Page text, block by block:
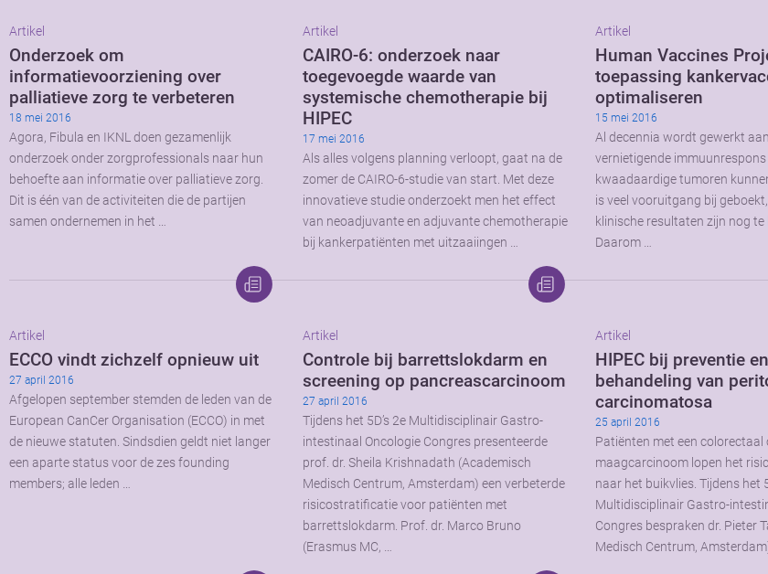
Artikel
Onderzoek om
informatievoorziening over
palliatieve zorg te verbeteren
18 mei 2016
Agora, Fibula en IKNL doen gezamenlijk
onderzoek onder zorgprofessionals naar hun
behoefte aan informatie over palliatieve zorg.
Dit is één van de activiteiten die de partijen
samen ondernemen in het …
Artikel
CAIRO-6: onderzoek naar
toegevoegde waarde van
systemische chemotherapie bij
HIPEC
17 mei 2016
Als alles volgens planning verloopt, gaat na de
zomer de CAIRO-6-studie van start. Met deze
innovatieve studie onderzoekt men het effect
van neoadjuvante en adjuvante chemotherapie
bij kankerpatiënten met uitzaaiingen …
Artikel
Human Vaccines
toepassing
optimaliseren
15 mei 2016
Al decennia wordt gewerkt
vernietigende immuunrespons
kwaadaardige tumoren
is veel vooruitgang bij
klinische resultaten zijn nog te
Daarom …
Artikel
ECCO vindt zichzelf opnieuw uit
27 april 2016
Afgelopen september stemden de leden van de
European CanCer Organisation (ECCO) in met
de nieuwe statuten. Sindsdien geldt niet langer
een aparte status voor de zes founding
members; alle leden …
Artikel
Controle bij barrettslokdarm en
screening op pancreascarcinoom
27 april 2016
Tijdens het 5D’s 2e Multidisciplinair Gastro-
intestinaal Oncologie Congres presenteerde
prof. dr. Sheila Krishnadath (Academisch
Medisch Centrum, Amsterdam) een verbeterde
risicostratificatie voor patiënten met
barrettslokdarm. Prof. dr. Marco Bruno
(Erasmus MC, …
Artikel
HIPEC bij preventie en
behandeling van
carcinomatosa
25 april 2016
Patiënten met een colorectaal
maagcarcinoom lopen het
naar het buikvlies. Tijdens het
Multidisciplinair Gastro-
Congres bespraken dr. Pieter
Medisch Centrum,